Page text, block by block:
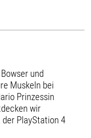
und
Muskeln bei
Prinzessin
wir
PlayStation 4